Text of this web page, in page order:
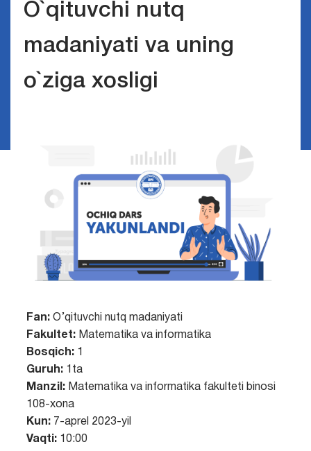
O`qituvchi nutq
madaniyati va uning
o`ziga xosligi
Fan: O’qituvchi nutq madaniyati
Fakultet:Matematika va informatika
Bosqich:1
Guruh:1ta
Manzil:Matematika va informatika fakulteti binosi
108-xona
Kun: 7-aprel 2023-yil
Vaqti:10:00